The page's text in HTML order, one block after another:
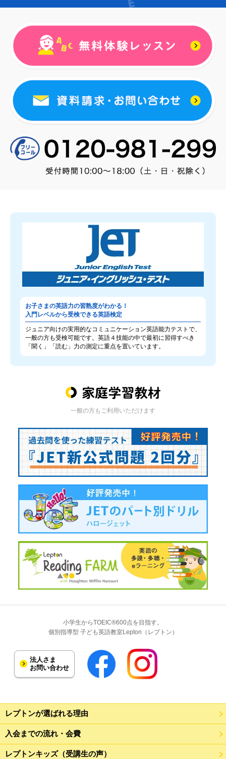
お子さまの英語力の習熟度がわかる！
入門レベルから受検できる英語検定
ジュニア向けの実用的なコミュニケーション英語能力テストで、
一般の方も受検可能です。英語４技能の中で最初に習得すべき
「聞く」「読む」力の測定に重点を置いています。
一般の方もご利用いただけます
小学生からTOEIC®600点を目指す。
個別指導型 子ども英語教室Lepton（レプトン）
法人さま
お問い合わせ
レプトンが選ばれる理由
入会までの流れ・会費
レプトンキッズ（受講生の声）